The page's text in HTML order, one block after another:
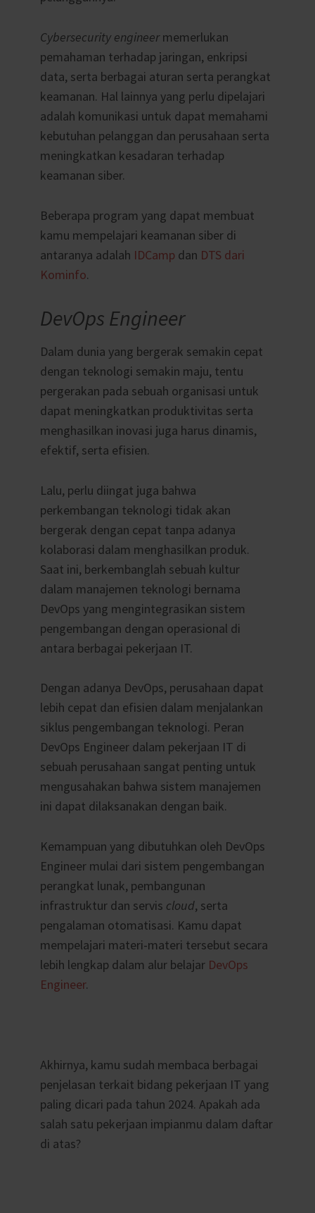
Cybersecurity engineermemerlukan
pemahaman terhadap jaringan, enkripsi
data, serta berbagai aturan serta perangkat
keamanan. Hal lainnya yang perlu dipelajari
adalah komunikasi untuk dapat memahami
kebutuhan pelanggan dan perusahaan serta
meningkatkan kesadaran terhadap
keamanan siber.
Beberapa program yang dapat membuat
kamu mempelajari keamanan siber di
antaranya adalah IDCamp dan DTS dari
Kominfo.
DevOps Engineer
Dalam dunia yang bergerak semakin cepat
dengan teknologi semakin maju, tentu
pergerakan pada sebuah organisasi untuk
dapat meningkatkan produktivitas serta
menghasilkan inovasi juga harus dinamis,
efektif, serta efisien.
Lalu, perlu diingat juga bahwa
perkembangan teknologi tidak akan
bergerak dengan cepat tanpa adanya
kolaborasi dalam menghasilkan produk.
Saat ini, berkembanglah sebuah kultur
dalam manajemen teknologi bernama
DevOps yang mengintegrasikan sistem
pengembangan dengan operasional di
antara berbagai pekerjaan IT.
Dengan adanya DevOps, perusahaan dapat
lebih cepat dan efisien dalam menjalankan
siklus pengembangan teknologi. Peran
DevOps Engineer dalam pekerjaan IT di
sebuah perusahaan sangat penting untuk
mengusahakan bahwa sistem manajemen
ini dapat dilaksanakan dengan baik.
Kemampuan yang dibutuhkan oleh DevOps
Engineer mulai dari sistem pengembangan
perangkat lunak, pembangunan
infrastruktur dan servis cloud, serta
pengalaman otomatisasi. Kamu dapat
mempelajari materi-materi tersebut secara
lebih lengkap dalam alur belajar DevOps
Engineer.
Akhirnya, kamu sudah membaca berbagai
penjelasan terkait bidang pekerjaan IT yang
paling dicari pada tahun 2024. Apakah ada
salah satu pekerjaan impianmu dalam daftar
di atas?